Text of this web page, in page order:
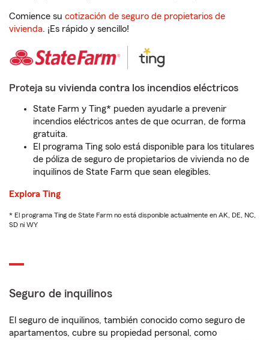
Comience su cotización de seguro de propietarios de
vivienda. ¡Es rápido y sencillo!
Proteja su vivienda contra los incendios eléctricos
State Farm y Ting* pueden ayudarle a prevenir
incendios eléctricos antes de que ocurran, de forma
gratuita.
El programa Ting solo está disponible para los titulares
de póliza de seguro de propietarios de vivienda no de
inquilinos de State Farm que sean elegibles.
Explora Ting
* El programa Ting de State Farm no está disponible actualmente en AK, DE, NC,
SD ni WY
Seguro de inquilinos
El seguro de inquilinos, también conocido como seguro de
apartamentos, cubre su propiedad personal, como